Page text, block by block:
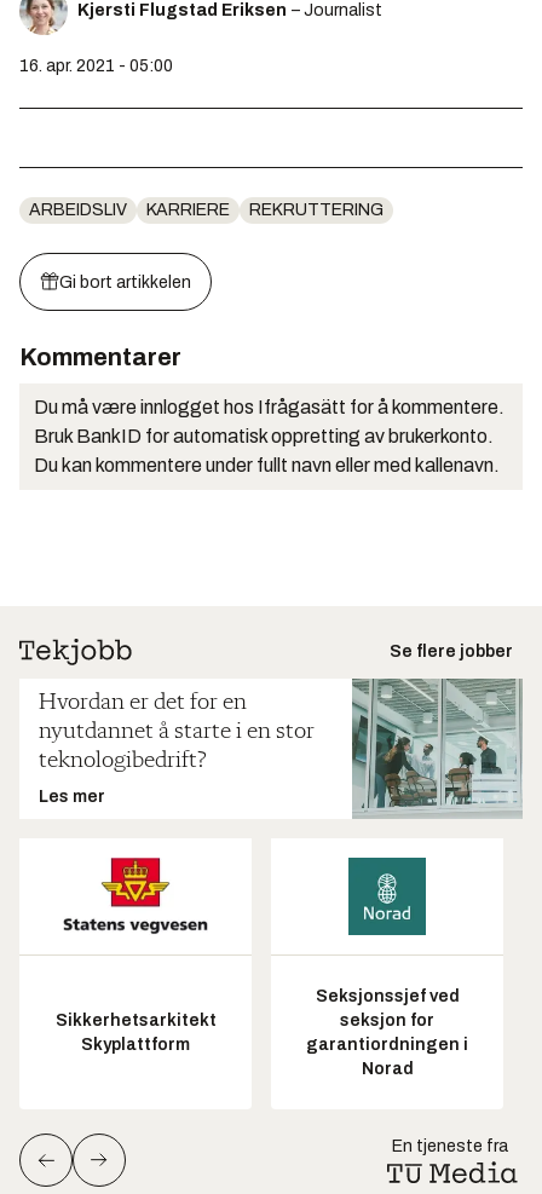
Kjersti Flugstad Eriksen – Journalist
16. apr. 2021 - 05:00
ARBEIDSLIV KARRIERE REKRUTTERING
Gi bort artikkelen
Kommentarer
Du må være innlogget hos Ifrågasätt for å kommentere.
Bruk BankID for automatisk oppretting av brukerkonto.
Du kan kommentere under fullt navn eller med kallenavn.
Se flere jobber
Hvordan er det for en
nyutdannet å starte i en stor
teknologibedrift?
Les mer
Sikkerhetsarkitekt
Skyplattform
Seksjonssjef ved
seksjon for
garantiordningen i
Norad
En tjeneste fra